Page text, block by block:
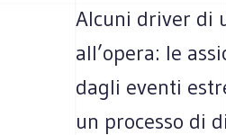
Alcuni driver di
all’opera: le
dagli eventi
un processo di